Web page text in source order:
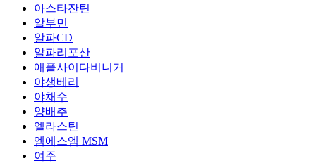
아스타잔틴
알부민
알파CD
알파리포산
애플사이다비니거
야생베리
야채수
양배추
엘라스틴
엠에스엠 MSM
여주